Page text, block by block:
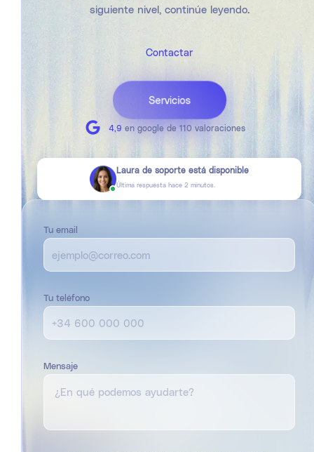
siguiente nivel, continúe leyendo.
Contactar
Servicios
4,9 en google de 110 valoraciones
Laura de soporte está disponible
Última respuesta hace2 minutos.
Tu email
Tu teléfono
Mensaje